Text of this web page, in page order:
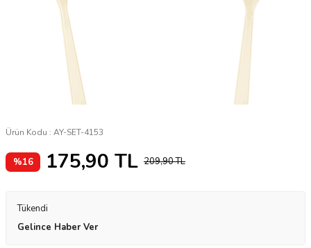
Ürün Kodu : AY-SET-4153
%16 175,90 TL 209,90TL
Tükendi
Gelince Haber Ver